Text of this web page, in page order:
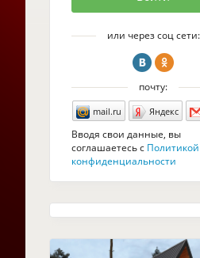
или через соц сети:
почту:
mail.ru Яндекс
Вводя свои данные, вы
соглашаетесь с Политикой
конфиденциальности